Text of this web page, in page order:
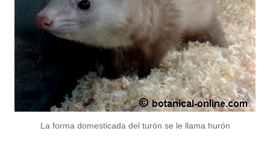
La forma domesticada del turón se le llama hurón